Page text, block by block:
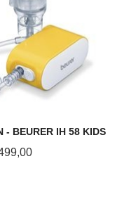
- BEURER IH 58 KIDS